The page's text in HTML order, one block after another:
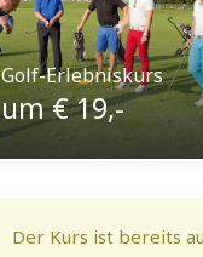
Golf-Erlebniskurs
um € 19,-
Der Kurs ist bereits